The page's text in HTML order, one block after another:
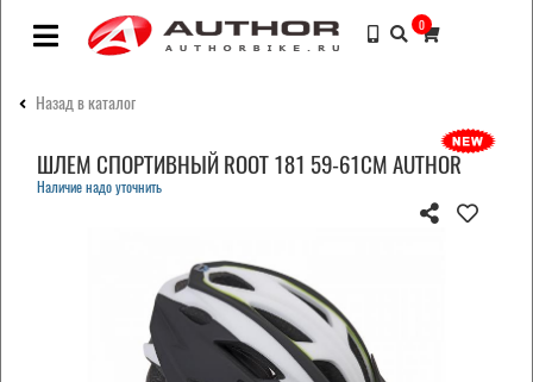
0
Назад в каталог
ШЛЕМ СПОРТИВНЫЙ ROOT 181 59-61СМ AUTHOR
Наличие надо уточнить